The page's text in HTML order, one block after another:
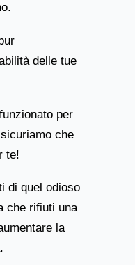
delle tue
per
che
te!
di quel odioso
che rifiuti una
la